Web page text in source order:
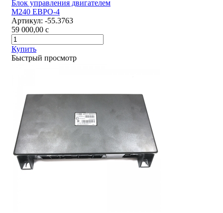
Блок управления двигателем
М240 ЕВРО-4
Артикул: -55.3763
59 000,00 c
Купить
Быстрый просмотр